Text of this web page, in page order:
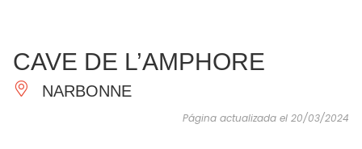
IMPRESCINDIBLES
HACER
INSPIRACIONES
CAVE DE L’AMPHORE
NARBONNE
Página actualizada el 20/03/2024